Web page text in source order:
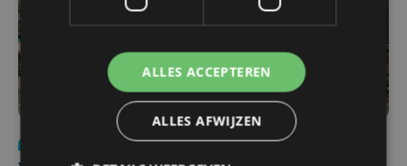
wo 5 augustus | 11:57
ALLES ACCEPTEREN
ALLES AFWIJZEN